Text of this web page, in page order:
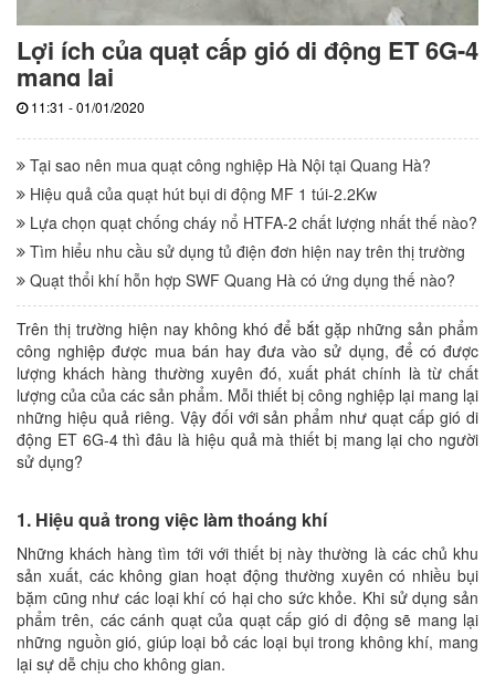
Lợi ích của quạt cấp gió di động ET 6G-4
mang lại
11:31 - 01/01/2020
Tại sao nên mua quạt công nghiệp Hà Nội tại Quang Hà?
Hiệu quả của quạt hút bụi di động MF 1 túi-2.2Kw
Lựa chọn quạt chống cháy nổ HTFA-2 chất lượng nhất thế nào?
Tìm hiểu nhu cầu sử dụng tủ điện đơn hiện nay trên thị trường
Quạt thổi khí hỗn hợp SWF Quang Hà có ứng dụng thế nào?
Trên thị trường hiện nay không khó để bắt gặp những sản phẩm
công nghiệp được mua bán hay đưa vào sử dụng, để có được
lượng khách hàng thường xuyên đó, xuất phát chính là từ chất
lượng của của các sản phẩm. Mỗi thiết bị công nghiệp lại mang lại
những hiệu quả riêng. Vậy đối với sản phẩm như quạt cấp gió di
động ET 6G-4 thì đâu là hiệu quả mà thiết bị mang lại cho người
sử dụng?
1. Hiệu quả trong việc làm thoáng khí
Những khách hàng tìm tới với thiết bị này thường là các chủ khu
sản xuất, các không gian hoạt động thường xuyên có nhiều bụi
bặm cũng như các loại khí có hại cho sức khỏe. Khi sử dụng sản
phẩm trên, các cánh quạt của quạt cấp gió di động sẽ mang lại
những nguồn gió, giúp loại bỏ các loại bụi trong không khí, mang
lại sự dễ chịu cho không gian.